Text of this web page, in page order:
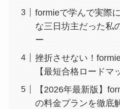
formieで学んで実際
な三日坊主だった私
ー
挫折させない！
【最短合格ロードマ
【2026年最新版】
の料金プランを徹底